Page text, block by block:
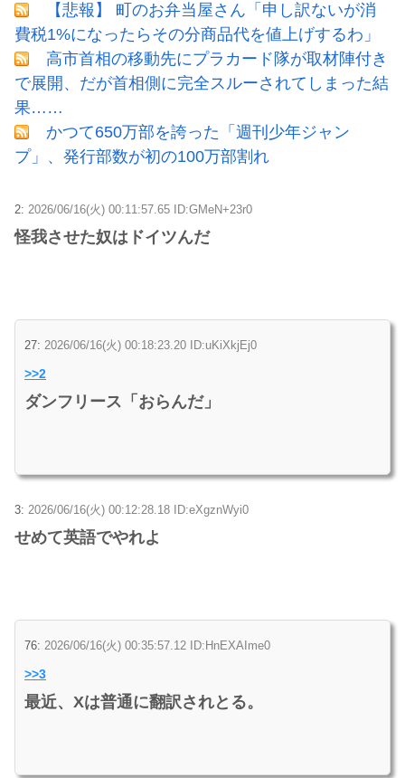
【悲報】 町のお弁当屋さん「申し訳ないが消
費税1%になったらその分商品代を値上げするわ」
高市首相の移動先にプラカード隊が取材陣付き
で展開、だが首相側に完全スルーされてしまった結
果……
かつて650万部を誇った「週刊少年ジャン
プ」、発行部数が初の100万部割れ
2: 2026/06/16(火) 00:11:57.65 ID:GMeN+23r0
怪我させた奴はドイツんだ
27: 2026/06/16(火) 00:18:23.20 ID:uKiXkjEj0
>>2
ダンフリース「おらんだ」
3: 2026/06/16(火) 00:12:28.18 ID:eXgznWyi0
せめて英語でやれよ
76: 2026/06/16(火) 00:35:57.12 ID:HnEXAIme0
>>3
最近、Xは普通に翻訳されとる。